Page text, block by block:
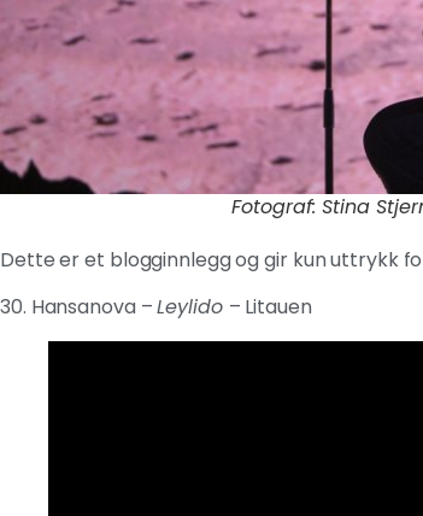
Fotograf: Stina
Dette er et blogginnlegg og gir kun uttrykk
30. Hansanova –Leylido – Litauen